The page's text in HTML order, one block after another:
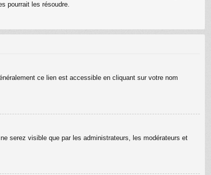
pourrait les résoudre.
ce lien est accessible en cliquant sur votre nom
serez visible que par les administrateurs, les modérateurs et